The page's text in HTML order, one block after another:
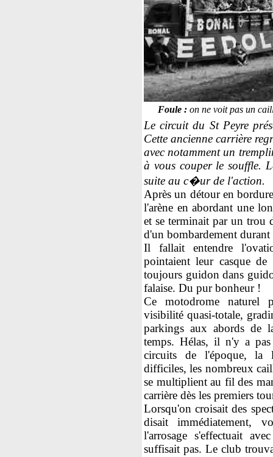
Foule : on ne voit pas un
Le circuit du St Peyre
Cette ancienne carrière
avec notamment un
à vous couper le souffle.
suite au c�ur de l'action.
Après un détour en
l'arène en abordant une
et se terminait par un trou
d'un bombardement
Il fallait entendre
pointaient leur casque
toujours guidon dans
falaise. Du pur bonheur !
Ce motodrome naturel
visibilité quasi-totale,
parkings aux abords de
temps. Hélas, il n'y a
circuits de l'époque, la
difficiles, les nombreux
se multiplient au fil des
carrière dès les premiers
Lorsqu'on croisait des
disait immédiatement,
l'arrosage s'effectuait
suffisait pas. Le club